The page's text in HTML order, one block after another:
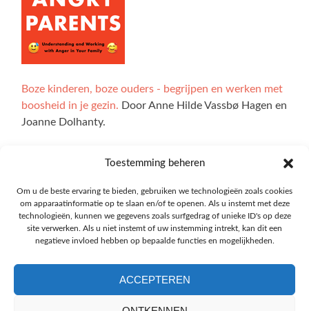
Toestemming beheren
Om u de beste ervaring te bieden, gebruiken we technologieën zoals cookies
om apparaatinformatie op te slaan en/of te openen. Als u instemt met deze
technologieën, kunnen we gegevens zoals surfgedrag of unieke ID's op deze
site verwerken. Als u niet instemt of uw instemming intrekt, kan dit een
negatieve invloed hebben op bepaalde functies en mogelijkheden.
ACCEPTEREN
Boze kinderen, boze ouders - begrijpen en werken met
boosheid in je gezin. Door Anne Hilde Vassbø Hagen en
Joanne Dolhanty.
Alle illustraties op de website zijn gemaakt door Ingrid
Marie Bøhler Høvik. De interactieve delen van de site zijn
ontwikkeld met technologie van Explorable, en we zijn
Oskar Blakstad veel dank verschuldigd.